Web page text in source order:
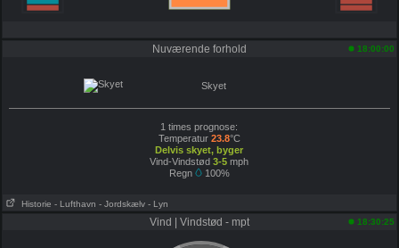
Nuværende forhold 18:00:00
Skyet
1 times prognose:
Temperatur 23.8°C
Delvis skyet, byger
Vind-Vindstød 3-5 mph
Regn
100%
Historie - Lufthavn - Jordskælv - Lyn
Vind | Vindstød - mpt 18:30:25